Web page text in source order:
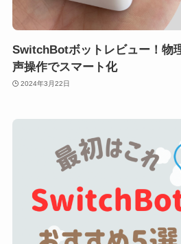
SwitchBotボットレビュー！物
声操作でスマート化
2024年3月22日